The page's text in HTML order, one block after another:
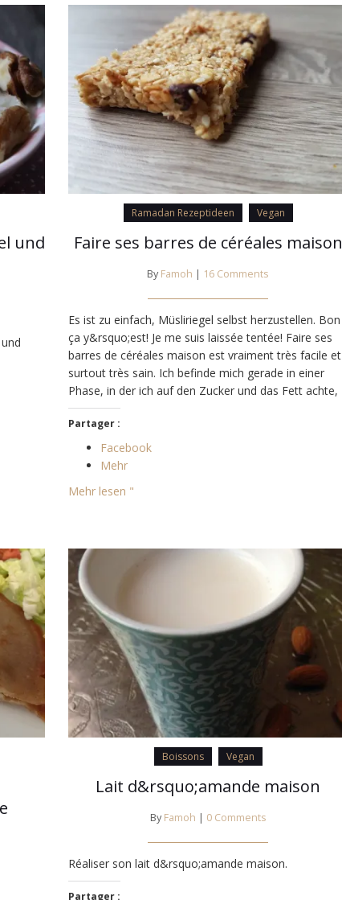
und
Ramadan Rezeptideen Vegan
Faire ses barres de céréales maison
By Famoh | 16 Comments
Es ist zu einfach, Müsliriegel selbst herzustellen. Bon
ça y&rsquo;est! Je me suis laissée tentée! Faire ses
barres de céréales maison est vraiment très facile et
surtout très sain. Ich befinde mich gerade in einer
Phase, in der ich auf den Zucker und das Fett achte,
die ich verwende, und bisher habe ich auch nichts
hinzugefügt.…
Partager :
Facebook
Mehr
Mehr lesen "
Boissons Vegan
Lait d&rsquo;amande maison
By Famoh | 0 Comments
Réaliser son lait d&rsquo;amande maison.
Partager :